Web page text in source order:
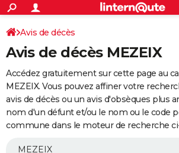
ACTUALITÉS
Politique
Société
Faits Divers
Education
Monde
Villes
+
SPORT
Coupe du monde 2026
Football
Tennis
Cyclisme
Rugby
Forum
Programme TV
TNT
Streaming
Cinéma
Sorties cinéma
Musique
+
FINANCE
Retraite
Epargne
Immobilier
Risques naturels par ville
Banque
Assurance
AUTO
Essais
Réserver un essai
Citadines
Berlines
SUV
Forum auto
+
Avis de décès
Avis de décès MEZEIX
Accédez gratuitement sur cette page au
MEZEIX. Vous pouvez affiner votre
avis de décès ou un avis d'obsèques plus
nom d'un défunt et/ou le nom ou le code
commune dans le moteur de recherche